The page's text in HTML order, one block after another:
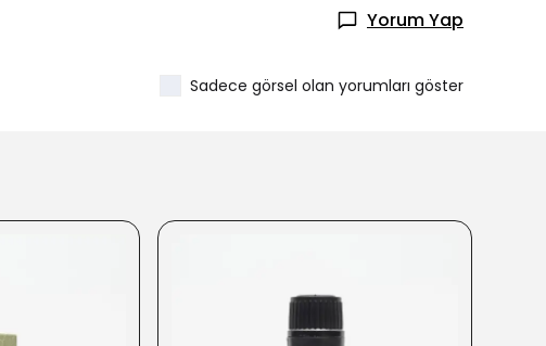
Yorum Yap
Sadece görsel olan yorumları göster